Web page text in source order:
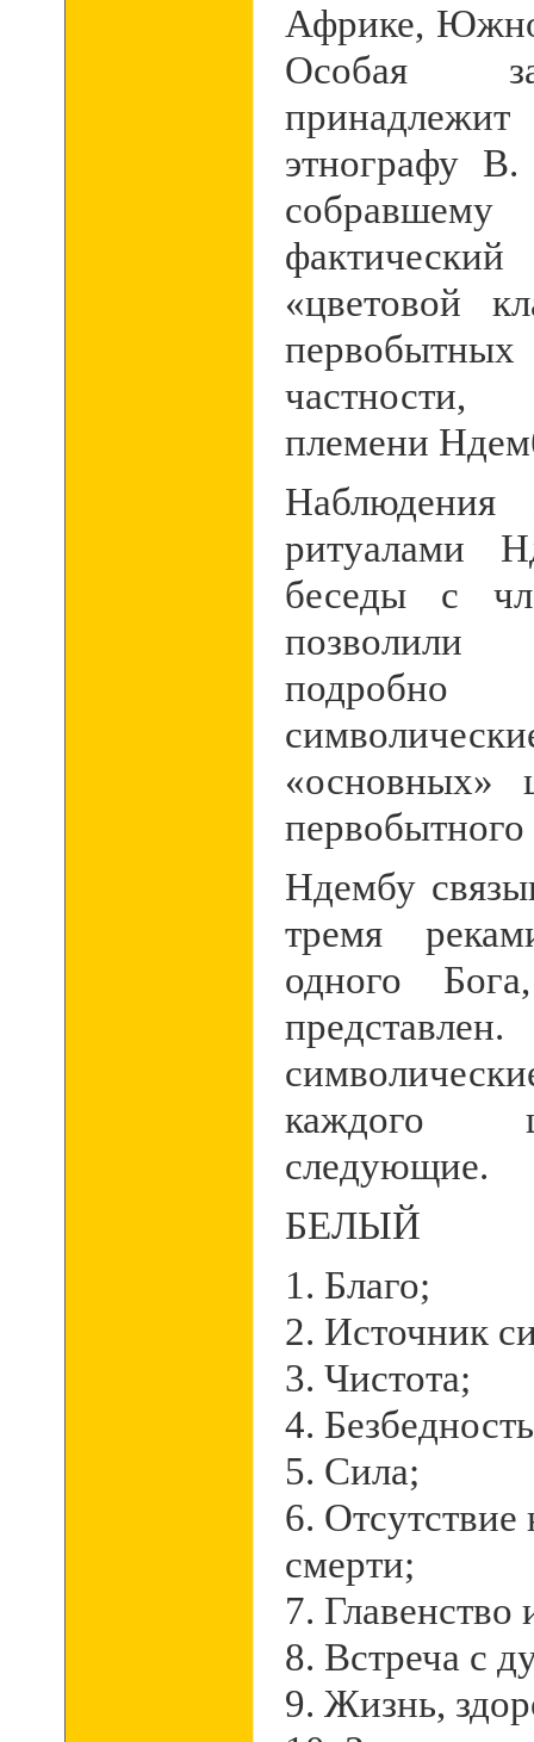
Африке,
Особая
этнографу
«цветовой
частности,
племени
ритуалами
беседы с
«основных»
первобытного
Ндембу
тремя
одного
каждого
следующие.
БЕЛЫЙ
1. Благо;
2. Источник
3. Чистота;
4.
5. Сила;
6. Отсутствие
смерти;
7. Главенство
8. Встреча с
9. Жизнь,